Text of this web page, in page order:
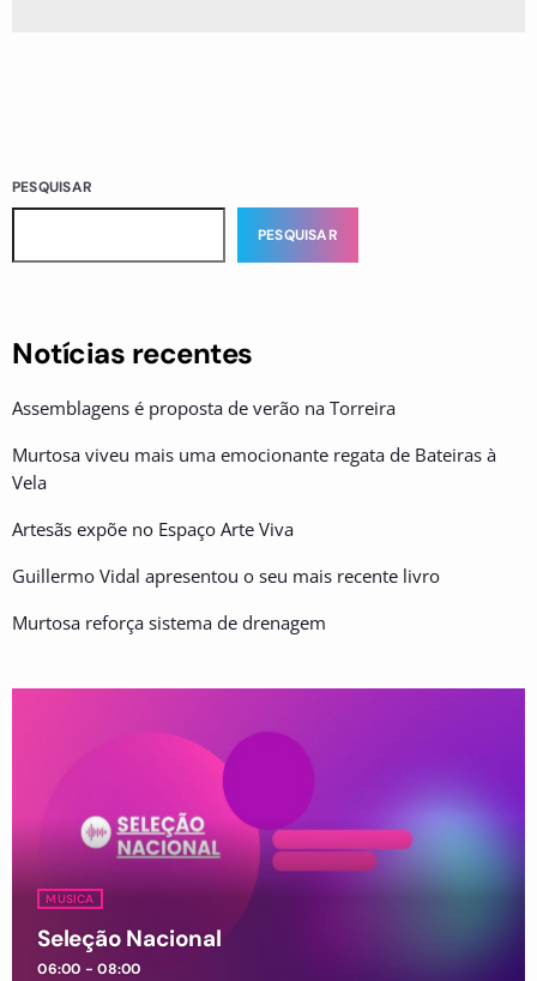
PESQUISAR
PESQUISAR
Notícias recentes
Assemblagens é proposta de verão na Torreira
Murtosa viveu mais uma emocionante regata de Bateiras à
Vela
Artesãs expõe no Espaço Arte Viva
Guillermo Vidal apresentou o seu mais recente livro
Murtosa reforça sistema de drenagem
MUSICA
Seleção Nacional
06:00 - 08:00